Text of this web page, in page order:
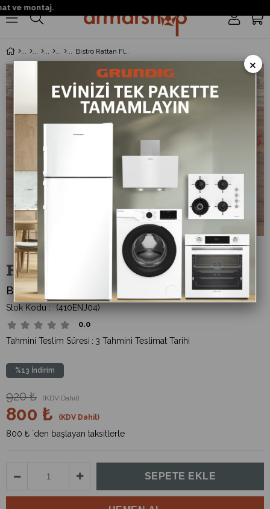
Bistro Rattan Flat Sandıklı Sehpa Antrasit
Bistro Rattan Flat Sandıklı Sehpa Antrasit
(410ENJ04)
0.0
Tahmini Teslim Süresi : 3 Tahmini Teslimat Tarihi
%13 İndirim
920 ₺ (KDV Dahil)
800 ₺ (KDV Dahil)
800 ₺ `den başlayan taksitlerle
montaj.
×